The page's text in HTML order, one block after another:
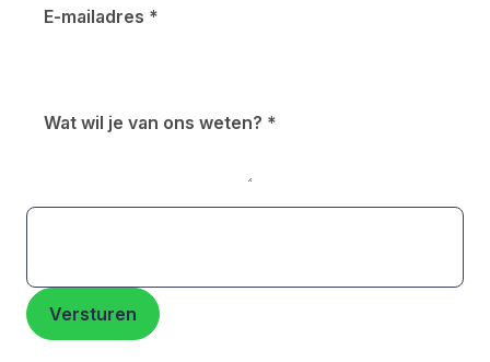
E-mailadres *
Wat wil je van ons weten? *
Versturen